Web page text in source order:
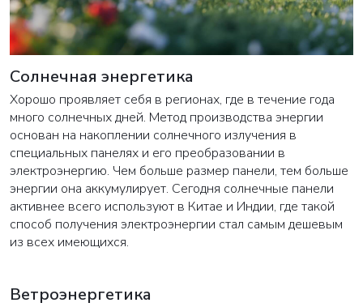
Солнечная энергетика
Хорошо проявляет себя в регионах, где в течение года
много солнечных дней. Метод производства энергии
основан на накоплении солнечного излучения в
специальных панелях и его преобразовании в
электроэнергию. Чем больше размер панели, тем больше
энергии она аккумулирует. Сегодня солнечные панели
активнее всего используют в Китае и Индии, где такой
способ получения электроэнергии стал самым дешевым
из всех имеющихся.
Ветроэнергетика